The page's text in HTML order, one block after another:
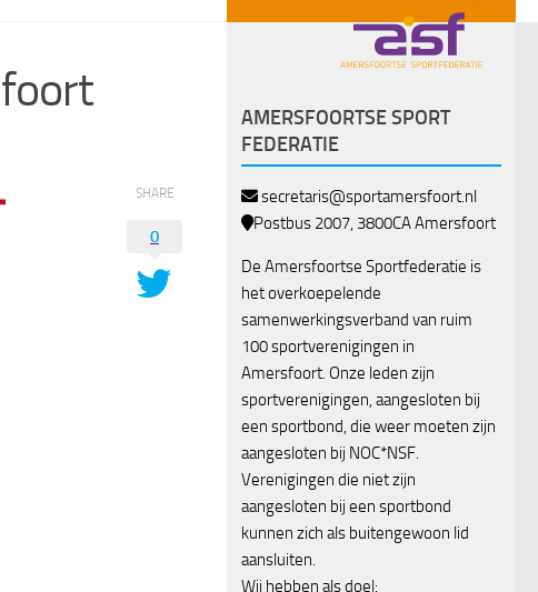
SHARE
0
AMERSFOORTSE SPORT
FEDERATIE
secretaris@sportamersfoort.nl
Postbus 2007, 3800CA Amersfoort
De Amersfoortse Sportfederatie is
het overkoepelende
samenwerkingsverband van ruim
100 sportverenigingen in
Amersfoort. Onze leden zijn
sportverenigingen, aangesloten bij
een sportbond, die weer moeten zijn
aangesloten bij NOC*NSF.
Verenigingen die niet zijn
aangesloten bij een sportbond
kunnen zich als buitengewoon lid
aansluiten.
Wij hebben als doel: